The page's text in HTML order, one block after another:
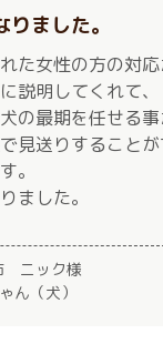
ました。
た女性の方の対応
説明してくれて、
の最期を任せる事
見送りすること
。
ました。
ニック様
（犬）